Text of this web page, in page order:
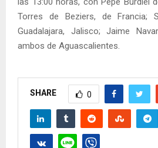
Torres de Beziers, de Francia;
Guadalajara, Jalisco; Jaime
ambos de Aguascalientes.
SHARE 0